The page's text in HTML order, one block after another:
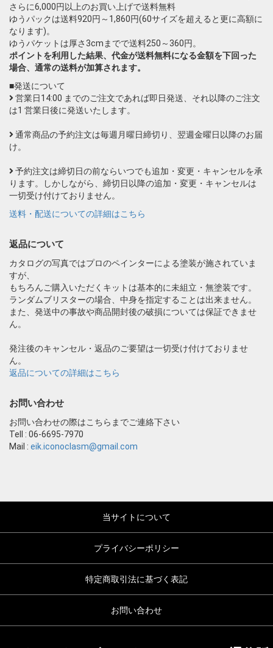
さらに6,000円以上のお買い上げで送料無料
ゆうパックは送料920円～1,860円(60サイズを超えると更に高額に
なります)。
ゆうパケットは厚さ3cmまでで送料250～360円。
ポイントを利用した結果、代金が送料無料になる金額を下回った
場合、通常の送料が加算されます。
■発送について
営業日14:00 までのご注文であれば即日発送、それ以降のご注文
は1 営業日後に発送いたします。
通常商品の予約注文は毎週月曜日締切り、翌週金曜日以降のお届
け。
予約注文は締切日の前ならいつでも追加・変更・キャンセルを承
ります。しかしながら、締切日以降の追加・変更・キャンセルは
一切受け付けておりません。
送料・配送についての詳細はこちら
返品について
カタログの写真ではプロのペインターによる塗装が施されていま
すが、
もちろんご購入いただくキットは基本的に未組立・無塗装です。
ランダムブリスターの場合、中身を指定することは出来ません。
また、発送中の事故や商品開封後の破損については保証できませ
ん。
発注後のキャンセル・返品のご要望は一切受け付けておりませ
ん。
返品についての詳細はこちら
お問い合わせ
お問い合わせの際はこちらまでご連絡下さい
Tell : 06-6695-7970
Mail : eik.iconoclasm@gmail.com
当サイトについて
プライバシーポリシー
特定商取引法に基づく表記
お問い合わせ